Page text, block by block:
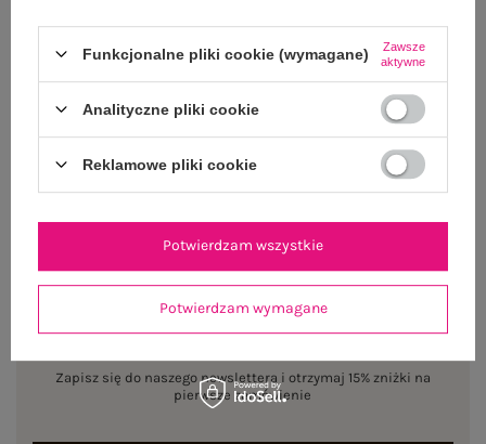
Centrum Logistyczne Nadarzyn
Rozmiar: 3XL
Dostępny
NEWSLETTER
Zapisz się do naszego newslettera i otrzymaj 15% zniżki na
pierwsze zamówienie
Funkcjonalne pliki cookie (wymagane)
Zawsze
aktywne
Analityczne pliki cookie
Reklamowe pliki cookie
Potwierdzam wymagane
Potwierdzam wszystkie